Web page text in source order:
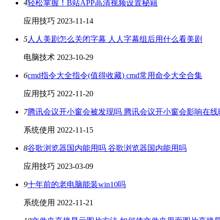
4轻松掌握！B站APP高清视频设置秘籍
应用技巧 2023-11-14
5人人美剧怎么关闭字幕 人人字幕组后用什么看美剧
电脑技术 2023-10-29
6cmd指令大全指令(值得收藏) cmd常用命令大全合集
应用技巧 2022-11-20
7腾讯会议开小窗会被发现吗 腾讯会议开小窗会影响在线
系统使用 2022-11-15
8谷歌浏览器国内能用吗 谷歌浏览器国内能用吗
应用技巧 2023-03-09
9十年前的老电脑能装win10吗
系统使用 2022-11-21